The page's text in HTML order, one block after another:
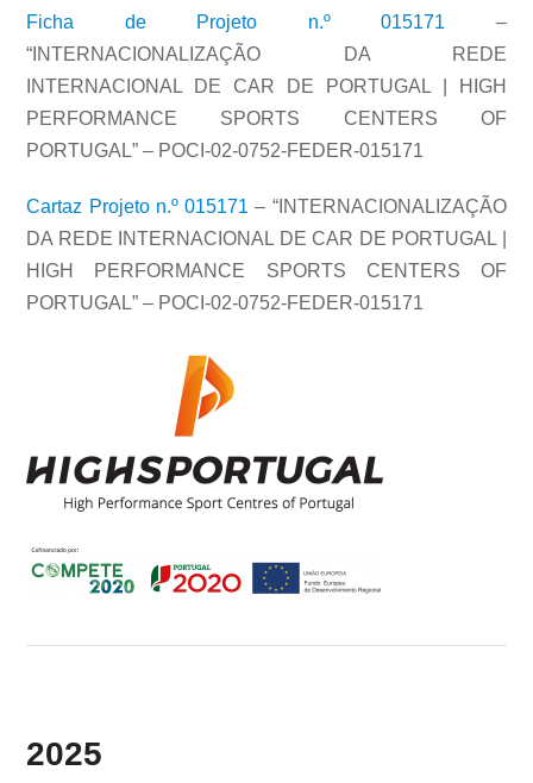
Ficha de Projeto n.º 015171 –
“INTERNACIONALIZAÇÃO DA REDE
INTERNACIONAL DE CAR DE PORTUGAL | HIGH
PERFORMANCE SPORTS CENTERS OF
PORTUGAL” – POCI-02-0752-FEDER-015171
Cartaz Projeto n.º 015171 – “INTERNACIONALIZAÇÃO
DA REDE INTERNACIONAL DE CAR DE PORTUGAL |
HIGH PERFORMANCE SPORTS CENTERS OF
PORTUGAL” – POCI-02-0752-FEDER-015171
2025